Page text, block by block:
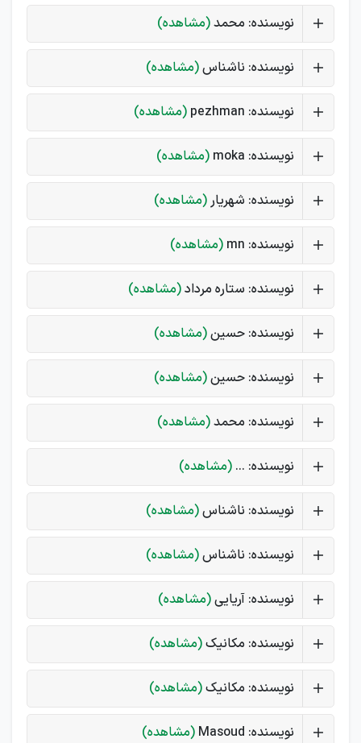
نویسنده: محمد(مشاهده)
نویسنده: ناشناس(مشاهده)
نویسنده: pezhman (مشاهده)
نویسنده: moka (مشاهده)
نویسنده: شهریار(مشاهده)
نویسنده: mn (مشاهده)
نویسنده: ستاره مرداد(مشاهده)
نویسنده: حسین(مشاهده)
نویسنده: حسین(مشاهده)
نویسنده: محمد(مشاهده)
نویسنده: ... (مشاهده)
نویسنده: ناشناس(مشاهده)
نویسنده: ناشناس(مشاهده)
نویسنده: آریایی(مشاهده)
نویسنده: مکانیک(مشاهده)
نویسنده: مکانیک(مشاهده)
نویسنده: Masoud (مشاهده)